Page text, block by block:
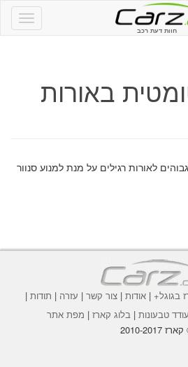
חוות דעת רכב
באורות
לאורות רגילים על מנת למנוע סנוור
בגוגל+|אודות |צור קשר | עזרה | תודות |
| בלוג קארז | מפת אתר
2010-2017